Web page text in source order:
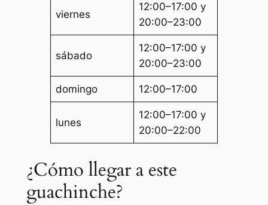
viernes
12:00–17:00 y
20:00–23:00
sábado
12:00–17:00 y
20:00–23:00
domingo 12:00–17:00
lunes
12:00–17:00 y
20:00–22:00
¿Cómo llegar a este
guachinche?